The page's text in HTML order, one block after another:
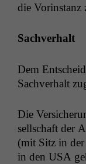
die Vorin­stanz
Sachver­halt
Dem
Sachver­halt
Die
sellschaft der
(mit Sitz in
in den USA